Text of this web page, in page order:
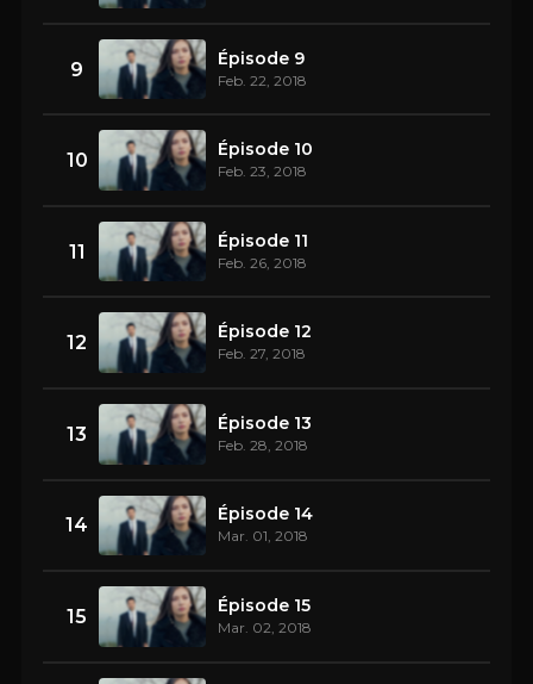
9 Épisode 9
Feb. 22, 2018
10 Épisode 10
Feb. 23, 2018
11 Épisode 11
Feb. 26, 2018
12 Épisode 12
Feb. 27, 2018
13 Épisode 13
Feb. 28, 2018
14 Épisode 14
Mar. 01, 2018
15 Épisode 15
Mar. 02, 2018